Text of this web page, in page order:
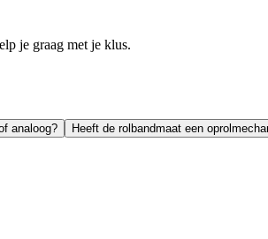
je graag met je klus.
analoog? Heeft de rolbandmaat een